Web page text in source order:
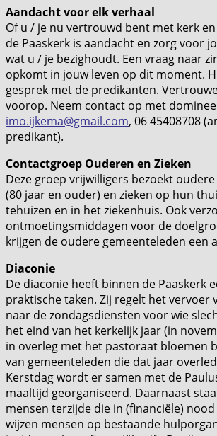
Aandacht voor elk verhaal
Of u / je nu vertrouwd bent met kerk
de Paaskerk is aandacht en zorg voor
wat u / je bezighoudt. Een vraag naar
opkomt in jouw leven op dit moment.
gesprek met de predikanten.
voorop. Neem contact op met dominee
imo.ijkema@gmail.com, 06 45408708
predikant).
Contactgroep Ouderen en Zieken
Deze groep vrijwilligers bezoekt
(80 jaar en ouder) en zieken op hun
tehuizen en in het ziekenhuis. Ook
ontmoetingsmiddagen voor de
krijgen de oudere gemeenteleden een
Diaconie
De diaconie heeft binnen de Paaskerk
praktische taken. Zij regelt het vervoer
naar de zondagsdiensten voor wie
het eind van het kerkelijk jaar (in
in overleg met het pastoraat bloemen
van gemeenteleden die dat jaar
Kerstdag wordt er samen met de
maaltijd georganiseerd. Daarnaast
mensen terzijde die in (financiële)
wijzen mensen op bestaande